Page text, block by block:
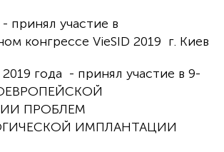
принял участие в
конгрессе VieSID 2019 г. Киев
года - принял участие в 9-
ПРОБЛЕМ
ИМПЛАНТАЦИИ